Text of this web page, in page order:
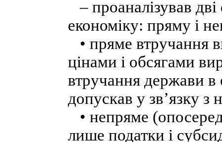
– проаналізував
економіку: пряму і
• пряме втручання
цінами і обсягами
втручання держави
допускав у зв’язку
• непряме
лише податки і